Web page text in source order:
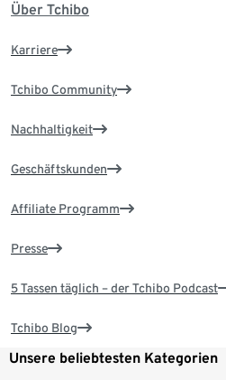
Über Tchibo
Karriere
Tchibo Community
Nachhaltigkeit
Geschäftskunden
Affiliate Programm
Presse
5 Tassen täglich – der Tchibo Podcast
Tchibo Blog
Unsere beliebtesten Kategorien